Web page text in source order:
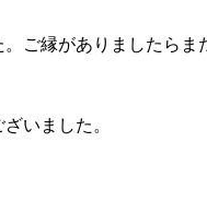
ご縁がありましたらま
いました。